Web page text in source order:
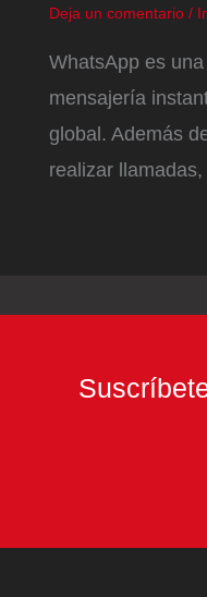
Deja un comentario /
WhatsApp es
mensajería
global. Además
realizar